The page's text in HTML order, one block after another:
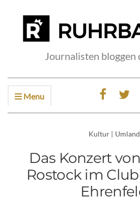
Journalisten bloggen
Menu
Kultur | Umland
Das Konzert
Rostock im